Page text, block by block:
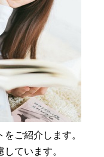
ご紹介します。
ています。